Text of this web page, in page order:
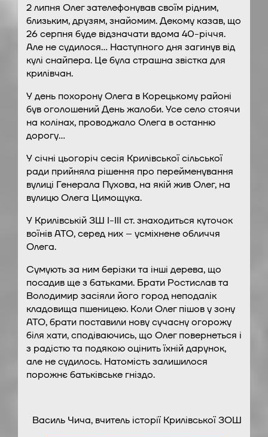
2 липня Олег зателефонував своїм рідним,
близьким, друзям, знайомим. Декому казав, що
26 серпня буде відзначати вдома 40-річчя.
Але не судилося… Наступного дня загинув від
кулі снайпера. Це була страшна звістка для
крилівчан.
У день похорону Олега в Корецькому районі
був оголошений День жалоби. Усе село стоячи
на колінах, проводжало Олега в останню
дорогу…
У січні цьогоріч сесія Крилівської сільської
ради прийняла рішення про перейменування
вулиці Генерала Пухова, на якій жив Олег, на
вулицю Олега Цимощука.
У Крилівській ЗШ І-ІІІ ст. знаходиться куточок
воїнів АТО, серед них – усміхнене обличчя
Олега.
Сумують за ним берізки та інші дерева, що
посадив ще з батьками. Брати Ростислав та
Володимир засіяли його город неподалік
кладовища пшеницею. Коли Олег пішов у зону
АТО, брати поставили нову сучасну огорожу
біля хати, сподіваючись, що Олег повернеться і
з радістю та подякою оцінить їхній дарунок,
але не судилось. Натомість залишилося
порожнє батьківське гніздо.
Василь Чича, вчитель історії Крилівської ЗОШ